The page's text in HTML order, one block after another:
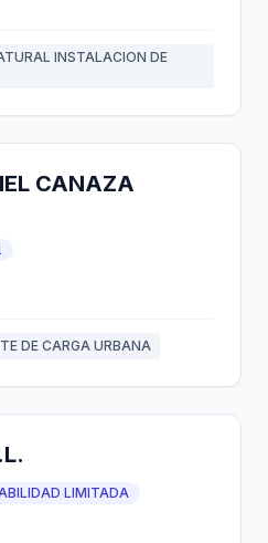
INSTALACION DE
CANAZA
DE CARGA URBANA
LIMITADA